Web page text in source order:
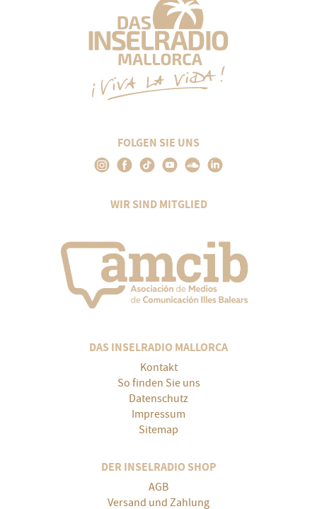
FOLGEN SIE UNS
WIR SIND MITGLIED
DAS INSELRADIO MALLORCA
Kontakt
So finden Sie uns
Datenschutz
Impressum
Sitemap
DER INSELRADIO SHOP
AGB
Versand und Zahlung